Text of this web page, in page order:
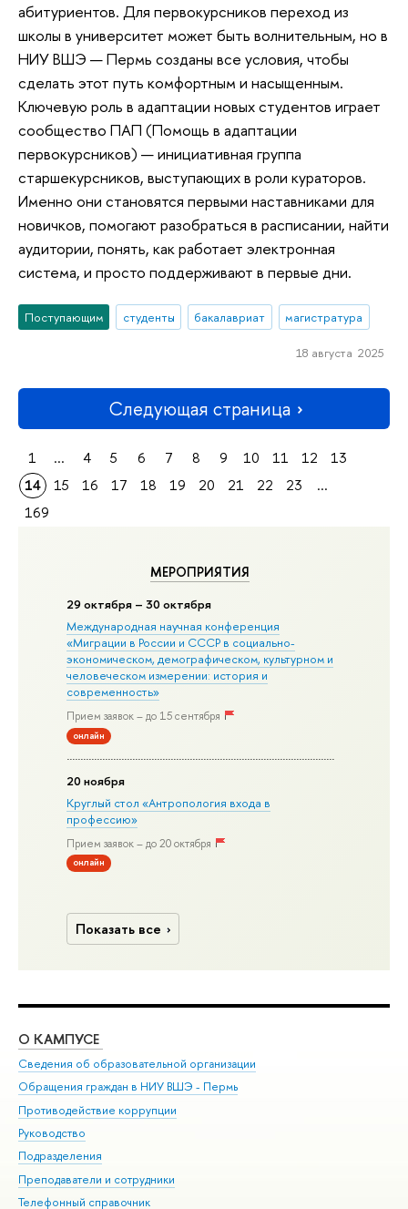
МЕРОПРИЯТИЯ
29 октября – 30 октября
Международная научная конференция
«Миграции в Росcии и СССР в социально-
экономическом, демографическом, культурном и
человеческом измерении: история и
современность»
Прием заявок – до 15 сентября
онлайн
20 ноября
Круглый стол «Антропология входа в
профессию»
Прием заявок – до 20 октября
онлайн
Показать все
абитуриентов. Для первокурсников переход из
школы в университет может быть волнительным, но в
НИУ ВШЭ — Пермь созданы все условия, чтобы
сделать этот путь комфортным и насыщенным.
Ключевую роль в адаптации новых студентов играет
сообщество ПАП (Помощь в адаптации
первокурсников) — инициативная группа
старшекурсников, выступающих в роли кураторов.
Именно они становятся первыми наставниками для
новичков, помогают разобраться в расписании, найти
аудитории, понять, как работает электронная
система, и просто поддерживают в первые дни.
Поступающим студенты бакалавриат магистратура
18 августа 2025
Следующая страница
1 ... 4 5 6 7 8 9 10 11 12
13
14
15 16 17 18 19 20 21 22 23
...
169
О КАМПУСЕ
Сведения об образовательной организации
Обращения граждан в НИУ ВШЭ - Пермь
Противодействие коррупции
Руководство
Подразделения
Преподаватели и сотрудники
Телефонный справочник